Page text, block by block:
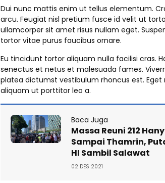
Dui nunc mattis enim ut tellus elementum.
arcu. Feugiat nisl pretium fusce id velit ut
ullamcorper sit amet risus nullam eget.
tortor vitae purus faucibus ornare.
Eu tincidunt tortor aliquam nulla facilisi cras.
senectus et netus et malesuada fames.
platea dictumst vestibulum rhoncus est. Eget
aliquam ut porttitor leo a.
Baca Juga
Massa Reuni 212
Sampai Thamrin,
HI Sambil Salawat
02 DES 2021